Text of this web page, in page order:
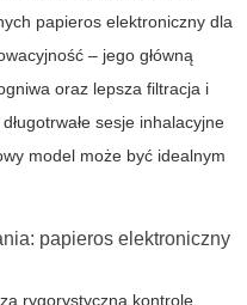
papieros elektroniczny dla
– jego główną
oraz lepsza filtracja i
sesje inhalacyjne
model może być idealnym
papieros elektroniczny
rygorystyczną kontrolę